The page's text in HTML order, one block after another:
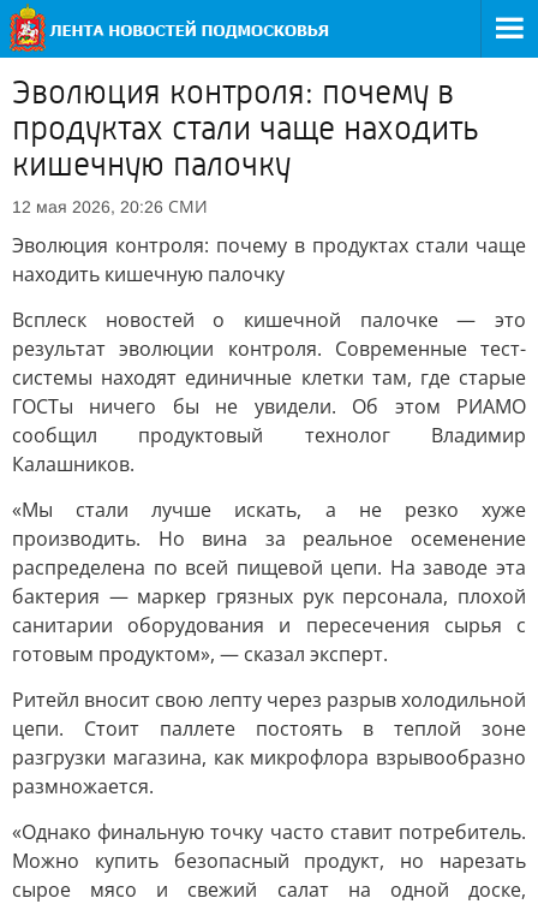
Эволюция контроля: почему в
продуктах стали чаще находить
кишечную палочку
12 мая 2026, 20:26 СМИ
Эволюция контроля: почему в продуктах стали чаще
находить кишечную палочку
Всплеск новостей о кишечной палочке — это
результат эволюции контроля. Современные тест-
системы находят единичные клетки там, где старые
ГОСТы ничего бы не увидели. Об этом РИАМО
сообщил продуктовый технолог Владимир
Калашников.
«Мы стали лучше искать, а не резко хуже
производить. Но вина за реальное осеменение
распределена по всей пищевой цепи. На заводе эта
бактерия — маркер грязных рук персонала, плохой
санитарии оборудования и пересечения сырья с
готовым продуктом», — сказал эксперт.
Ритейл вносит свою лепту через разрыв холодильной
цепи. Стоит паллете постоять в теплой зоне
разгрузки магазина, как микрофлора взрывообразно
размножается.
«Однако финальную точку часто ставит потребитель.
Можно купить безопасный продукт, но нарезать
сырое мясо и свежий салат на одной доске,